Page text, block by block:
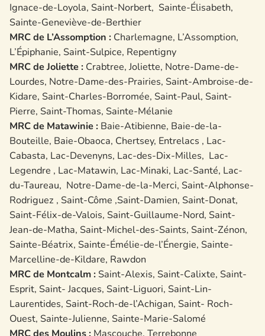
Ignace-de-Loyola, Saint-Norbert, Sainte-Élisabeth,
Sainte-Geneviève-de-Berthier
MRC de L’Assomption : Charlemagne, L’Assomption,
L’Épiphanie, Saint-Sulpice, Repentigny
MRC de Joliette : Crabtree, Joliette, Notre-Dame-de-
Lourdes, Notre-Dame-des-Prairies, Saint-Ambroise-de-
Kidare, Saint-Charles-Borromée, Saint-Paul, Saint-
Pierre, Saint-Thomas, Sainte-Mélanie
MRC de Matawinie : Baie-Atibienne, Baie-de-la-
Bouteille, Baie-Obaoca, Chertsey, Entrelacs , Lac-
Cabasta, Lac-Devenyns, Lac-des-Dix-Milles, Lac-
Legendre , Lac-Matawin, Lac-Minaki, Lac-Santé, Lac-
du-Taureau, Notre-Dame-de-la-Merci, Saint-Alphonse-
Rodriguez , Saint-Côme ,Saint-Damien, Saint-Donat,
Saint-Félix-de-Valois, Saint-Guillaume-Nord, Saint-
Jean-de-Matha, Saint-Michel-des-Saints, Saint-Zénon,
Sainte-Béatrix, Sainte-Émélie-de-l’Énergie, Sainte-
Marcelline-de-Kildare, Rawdon
MRC de Montcalm : Saint-Alexis, Saint-Calixte, Saint-
Esprit, Saint- Jacques, Saint-Liguori, Saint-Lin-
Laurentides, Saint-Roch-de-l’Achigan, Saint- Roch-
Ouest, Sainte-Julienne, Sainte-Marie-Salomé